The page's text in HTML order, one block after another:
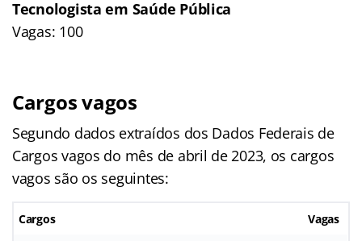
Tecnologista em Saúde Pública
Vagas: 100
Cargos vagos
Segundo dados extraídos dos Dados Federais de
Cargos vagos do mês de abril de 2023, os cargos
vagos são os seguintes:
Cargos Vagas